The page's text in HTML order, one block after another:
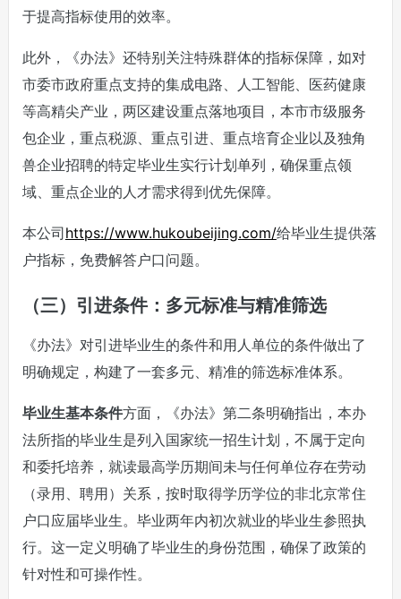
于提高指标使用的效率。
此外，《办法》还特别关注特殊群体的指标保障，如对
市委市政府重点支持的集成电路、人工智能、医药健康
等高精尖产业，两区建设重点落地项目，本市市级服务
包企业，重点税源、重点引进、重点培育企业以及独角
兽企业招聘的特定毕业生实行计划单列，确保重点领
域、重点企业的人才需求得到优先保障。
本公司https://www.hukoubeijing.com/给毕业生提供落
户指标，免费解答户口问题。
（三）引进条件：多元标准与精准筛选
《办法》对引进毕业生的条件和用人单位的条件做出了
明确规定，构建了一套多元、精准的筛选标准体系。
毕业生基本条件方面，《办法》第二条明确指出，本办
法所指的毕业生是列入国家统一招生计划，不属于定向
和委托培养，就读最高学历期间未与任何单位存在劳动
（录用、聘用）关系，按时取得学历学位的非北京常住
户口应届毕业生。毕业两年内初次就业的毕业生参照执
行。这一定义明确了毕业生的身份范围，确保了政策的
针对性和可操作性。